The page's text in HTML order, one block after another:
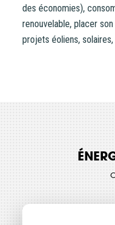
des économies),
renouvelable, placer
projets éoliens,